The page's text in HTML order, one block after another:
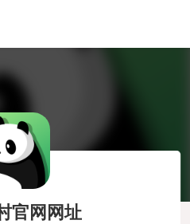
官网网址